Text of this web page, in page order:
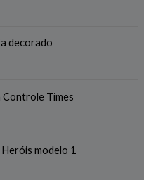
decorado
Times
modelo 1